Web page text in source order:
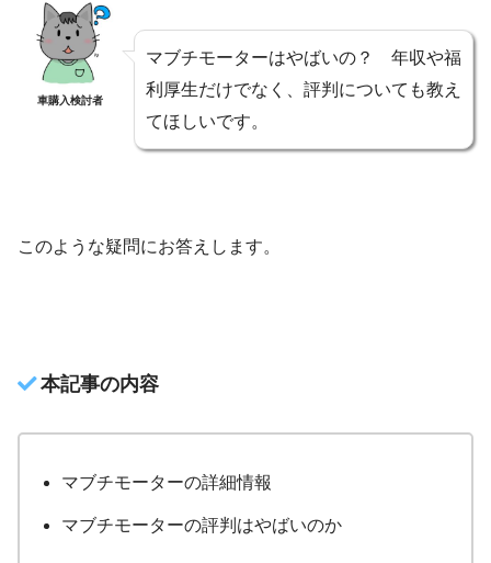
車購入検討者
マブチモーターはやばいの？ 年収や福
利厚生だけでなく、評判についても教え
てほしいです。
このような疑問にお答えします。
本記事の内容
マブチモーターの詳細情報
マブチモーターの評判はやばいのか